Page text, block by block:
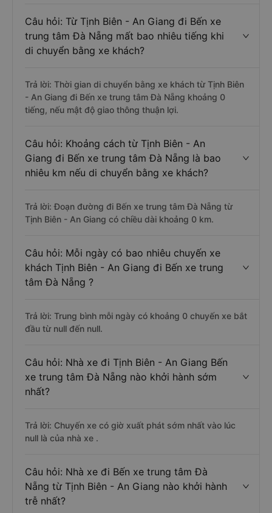
Câu hỏi: Từ Tịnh Biên - An Giang đi Bến xe
trung tâm Đà Nẵng mất bao nhiêu tiếng khi
di chuyển bằng xe khách?
Trả lời: Thời gian di chuyển bằng xe khách từ Tịnh Biên
- An Giang đi Bến xe trung tâm Đà Nẵng khoảng 0
tiếng, nếu mật độ giao thông thuận lợi.
Câu hỏi: Khoảng cách từ Tịnh Biên - An
Giang đi Bến xe trung tâm Đà Nẵng là bao
nhiêu km nếu di chuyển bằng xe khách?
Trả lời: Đoạn đường đi Bến xe trung tâm Đà Nẵng từ
Tịnh Biên - An Giang có chiều dài khoảng 0 km.
Câu hỏi: Mỗi ngày có bao nhiêu chuyến xe
khách Tịnh Biên - An Giang đi Bến xe trung
tâm Đà Nẵng ?
Trả lời: Trung bình mỗi ngày có khoảng 0 chuyến xe bắt
đầu từ null đến null.
Câu hỏi: Nhà xe đi Tịnh Biên - An Giang Bến
xe trung tâm Đà Nẵng nào khởi hành sớm
nhất?
Trả lời: Chuyến xe có giờ xuất phát sớm nhất vào lúc
null là của nhà xe .
Câu hỏi: Nhà xe đi Bến xe trung tâm Đà
Nẵng từ Tịnh Biên - An Giang nào khởi hành
trễ nhất?